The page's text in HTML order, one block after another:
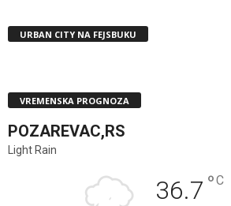
URBAN CITY NA FEJSBUKU
VREMENSKA PROGNOZA
POZAREVAC,RS
Light Rain
36.7 °C